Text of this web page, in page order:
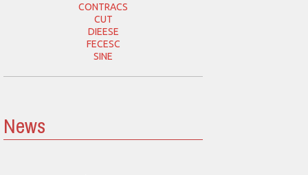
CONTRACS
CUT
DIEESE
FECESC
SINE
News